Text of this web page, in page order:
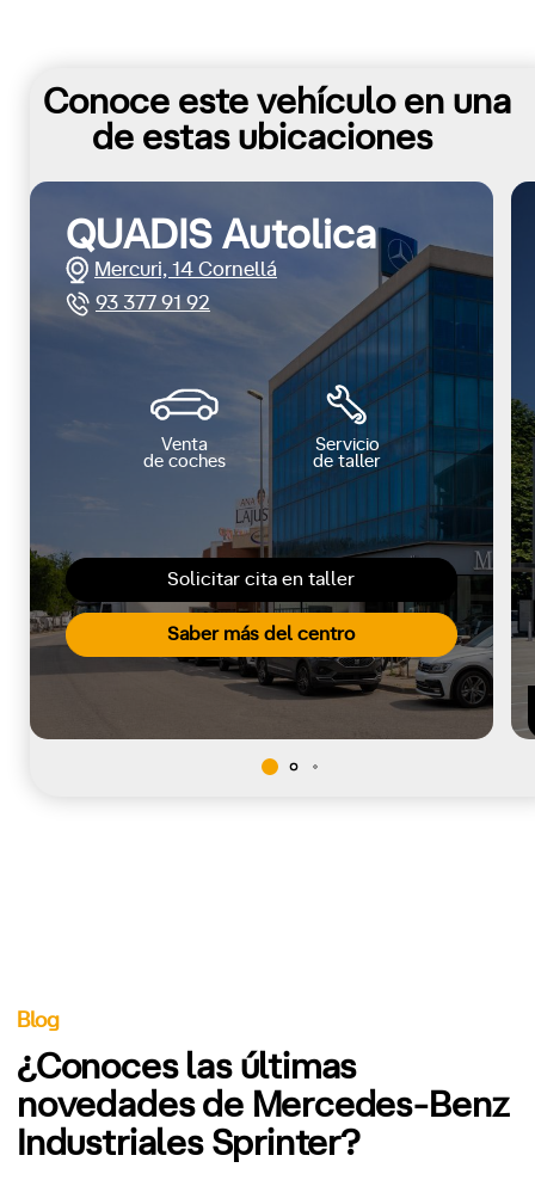
Conoce este vehículo en una
de estas ubicaciones
Solicitar cita en taller
Saber más del centro
QUADIS Autolica
Mercuri, 14 Cornellá
93 377 91 92
Venta
de coches
Servicio
de taller
Blog
¿Conoces las últimas
novedades de Mercedes-Benz
Industriales Sprinter?